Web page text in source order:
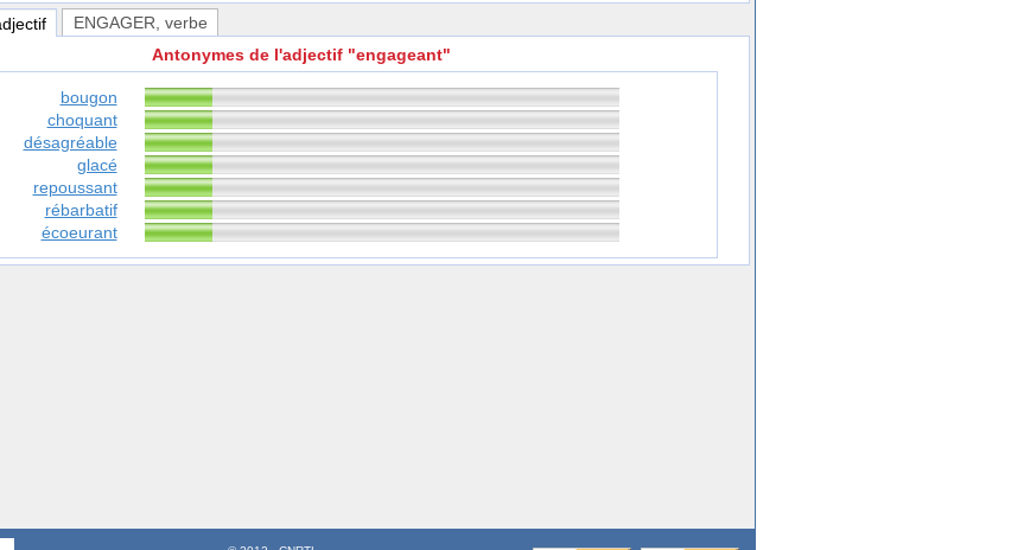
ENGAGER , verbe
Antonymes de l'adjectif "engageant"
bougon
choquant
désagréable
glacé
repoussant
rébarbatif
écoeurant